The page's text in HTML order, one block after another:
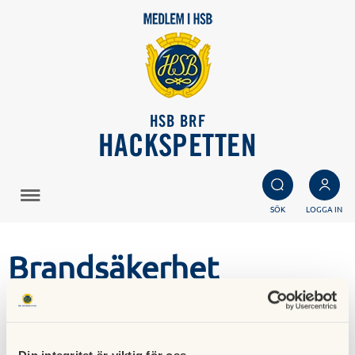
HSB BRF
HACKSPETTEN
SÖK LOGGA IN
Brandsäkerhet
Vårt hem är vår trygghet och kanske vår allra viktigaste
Bränder i bostäder är mer än dubbelt så vanliga som